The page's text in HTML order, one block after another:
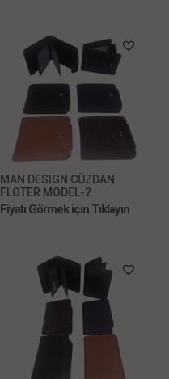
MAN DESIGN CÜZDAN
FLOTER MODEL-2
Fiyatı Görmek için Tıklayın